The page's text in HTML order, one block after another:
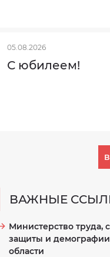
05.08.2026
С юбилеем!
ВАЖНЫЕ
Министерство труда,
защиты и
области